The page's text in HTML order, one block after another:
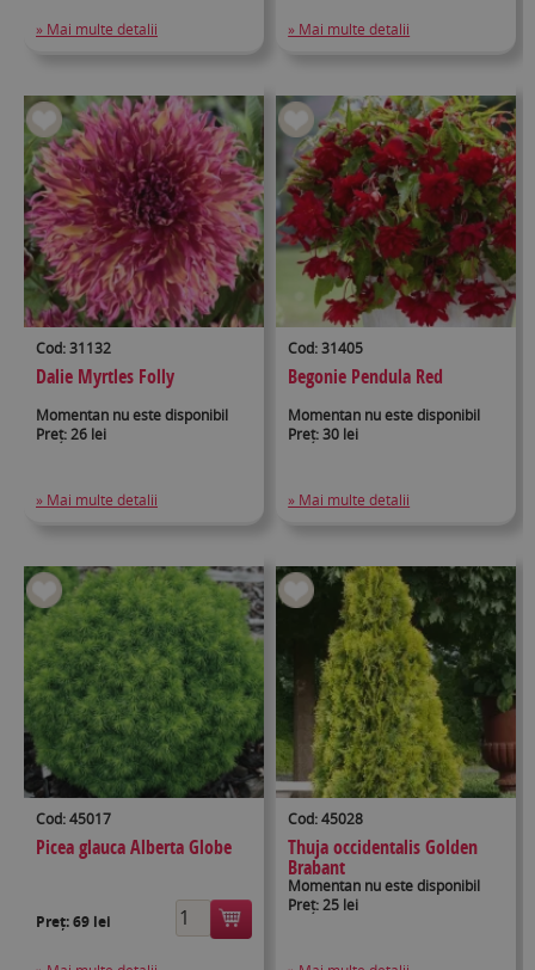
» Mai multe detalii » Mai multe detalii
Cod: 31132
Dalie Myrtles Folly
Momentan nu este disponibil
Preț: 26 lei
» Mai multe detalii
Cod: 31405
Begonie Pendula Red
Momentan nu este disponibil
Preț: 30 lei
» Mai multe detalii
Cod: 45017
Picea glauca Alberta Globe
Preț:69 lei
Cod: 45028
Thuja occidentalis Golden
Brabant
Momentan nu este disponibil
Preț: 25 lei